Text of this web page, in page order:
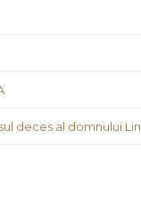
deces al domnului